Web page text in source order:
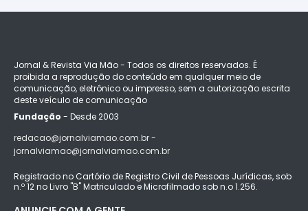
Jornal & Revista Via Mão - Todos os direitos reservados. É
proibida a reprodução do conteúdo em qualquer meio de
comunicação, eletrônico ou impresso, sem a autorização escrita
deste veículo de comunicação
Fundação - Desde 2003
redacao@jornalviamao.com.br -
jornalviamao@jornalviamao.com.br
Registrado no Cartório de Registro Civil de Pessoas Jurídicas, sob
n.º 12 no Livro "B" Matriculado e Microfilmado sob n.o 1.256.